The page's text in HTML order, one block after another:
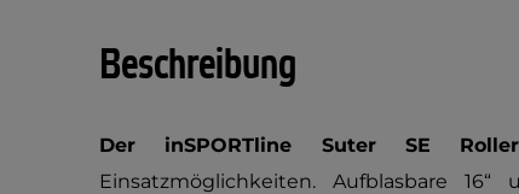
Beschreibung
Der inSPORTline Suter SE
Einsatzmöglichkeiten. Aufblasbare